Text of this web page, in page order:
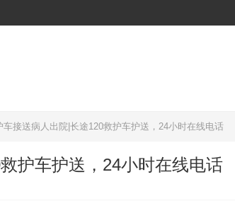
车接送病人出院|长途120救护车护送，24小时在线电话
护车护送，24小时在线电话